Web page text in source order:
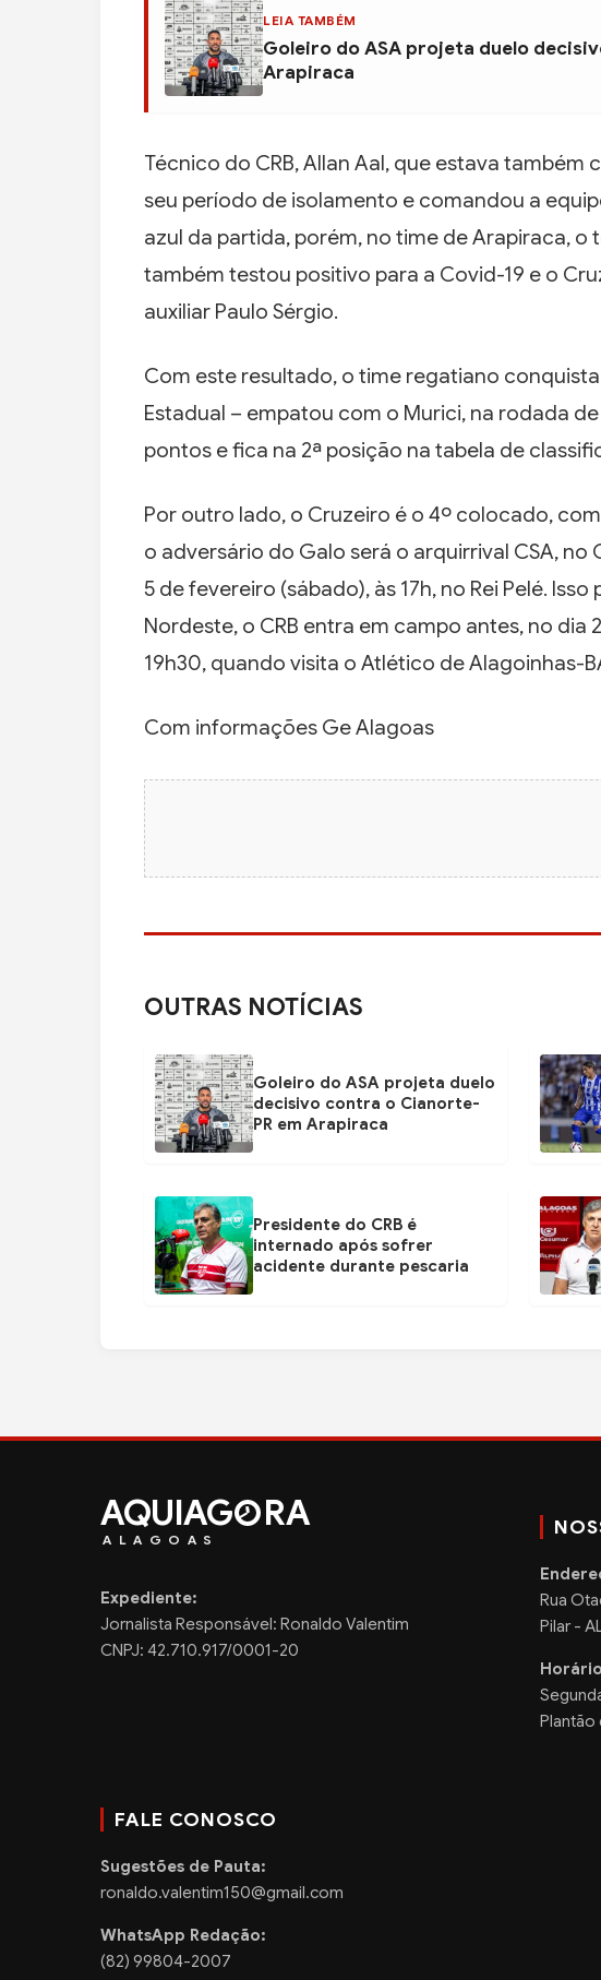
LEIA TAMBÉM
Goleiro do ASA projeta duelo
Arapiraca
Técnico do CRB, Allan Aal, que estava também
seu período de isolamento e comandou a
azul da partida, porém, no time de Arapiraca, o
também testou positivo para a Covid-19 e o
auxiliar Paulo Sérgio.
Com este resultado, o time regatiano
Estadual – empatou com o Murici, na rodada
pontos e fica na 2ª posição na tabela de
Por outro lado, o Cruzeiro é o 4º colocado,
o adversário do Galo será o arquirrival CSA, no
5 de fevereiro (sábado), às 17h, no Rei Pelé.
Nordeste, o CRB entra em campo antes, no
19h30, quando visita o Atlético de Alagoinhas-
Com informações Ge Alagoas
OUTRAS NOTÍCIAS
Goleiro do ASA projeta duelo
decisivo contra o Cianorte-
PR em Arapiraca
Presidente do CRB é
internado após sofrer
acidente durante pescaria
AQUIAG RA
ALAGOAS
Expediente:
Jornalista Responsável: Ronaldo Valentim
CNPJ: 42.710.917/0001-20
Rua
Pilar -
Plantão
FALE CONOSCO
Sugestões de Pauta:
ronaldo.valentim150@gmail.com
WhatsApp Redação:
(82) 99804-2007